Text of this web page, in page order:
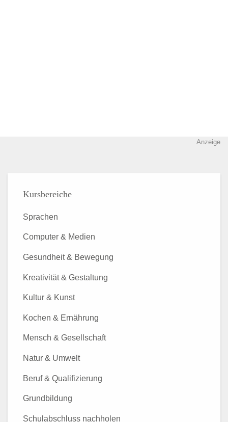
Anzeige
Kursbereiche
Sprachen
Computer & Medien
Gesundheit & Bewegung
Kreativität & Gestaltung
Kultur & Kunst
Kochen & Ernährung
Mensch & Gesellschaft
Natur & Umwelt
Beruf & Qualifizierung
Grundbildung
Schulabschluss nachholen